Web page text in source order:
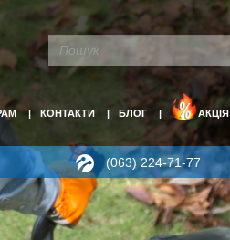
КОНТАКТИ БЛОГ АКЦІЯ
(063) 224-71-77